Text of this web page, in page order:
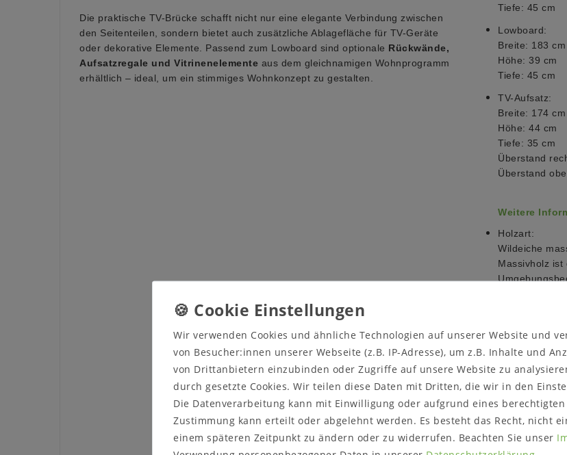
Die praktische TV-Brücke schafft nicht nur eine elegante Verbindung zwischen
den Seitenteilen, sondern bietet auch zusätzliche Ablagefläche für TV-Geräte
oder dekorative Elemente. Passend zum Lowboard sind optionale Rückwände,
Aufsatzregale und Vitrinenelemente aus dem gleichnamigen Wohnprogramm
erhältlich – ideal, um ein stimmiges Wohnkonzept zu gestalten.
Tiefe: 45 cm
Lowboard:
Breite: 183 cm
Höhe: 39 cm
Tiefe: 45 cm
TV-Aufsatz:
Breite: 174 cm
Höhe: 44 cm
Tiefe: 35 cm
Überstand
Überstand
Weitere
Holzart:
Wildeiche
Massivholz ist
Weiße
Äste werden
Verziehen
Wildeiche
teilmassiv
Lieferzustand:
Wir verwenden Cookies und ähnliche Technologien auf unserer Website und
von Besucher:innen unserer Webseite (z.B. IP-Adresse), um z.B. Inhalte und
von Drittanbietern einzubinden oder Zugriffe auf unsere Website zu
durch gesetzte Cookies. Wir teilen diese Daten mit Dritten, die wir in den
Die Datenverarbeitung kann mit Einwilligung oder aufgrund eines
Zustimmung kann erteilt oder abgelehnt werden. Es besteht das Recht, nicht
einem späteren Zeitpunkt zu ändern oder zu widerrufen. Beachten Sie unser